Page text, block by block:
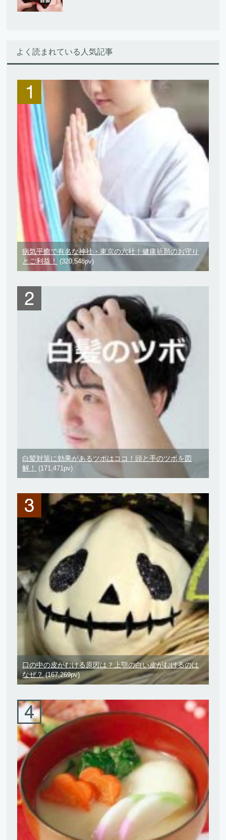
よく読まれている人気記事
病気平癒で有名な神社・東京の六社！健康祈願のお守り
とご利益！
(320,548pv)
白髪対策に効果があるツボはココ！頭と手のツボを図
解！
(171,471pv)
口の中の皮がむける原因は？上顎の白い皮がむけるのは
なぜ？(167,269pv)